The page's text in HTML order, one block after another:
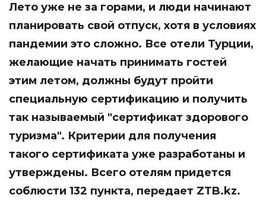
Лето уже не за горами, и люди начинают
планировать свой отпуск, хотя в условиях
пандемии это сложно. Все отели Турции,
желающие начать принимать гостей
этим летом, должны будут пройти
специальную сертификацию и получить
так называемый "сертификат здорового
туризма". Критерии для получения
такого сертификата уже разработаны и
утверждены. Всего отелям придется
соблюсти 132 пункта, передает ZTB.kz.